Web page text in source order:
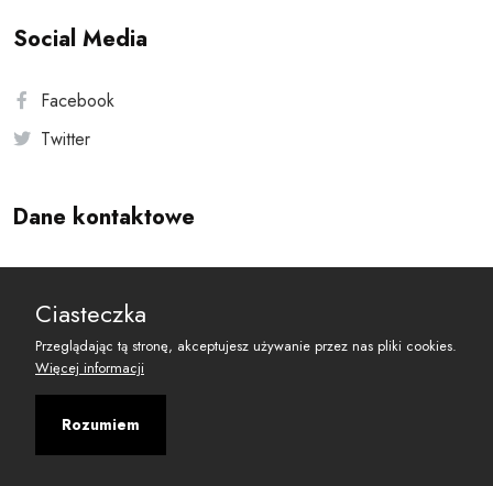
Social Media
Facebook
Twitter
Dane kontaktowe
reset@resetobywatelski.pl
Ciasteczka
Przeglądając tą stronę, akceptujesz używanie przez nas pliki cookies.
Więcej informacji
Rozumiem